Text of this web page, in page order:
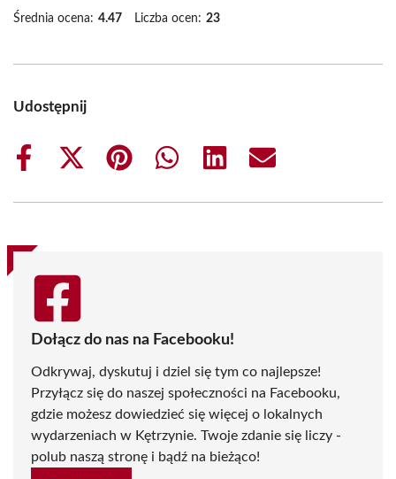
Średnia ocena: 4.47 Liczba ocen: 23
Udostępnij
Share
Share
(Twitter)
Share
Share
Share
Share
Dołącz do nas na Facebooku!
Odkrywaj, dyskutuj i dziel się tym co najlepsze!
Przyłącz się do naszej społeczności na Facebooku,
gdzie możesz dowiedzieć się więcej o lokalnych
wydarzeniach w Kętrzynie. Twoje zdanie się liczy -
polub naszą stronę i bądź na bieżąco!